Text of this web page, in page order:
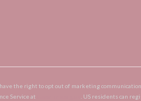
the right to opt out of marketing
Service at
. US residents can